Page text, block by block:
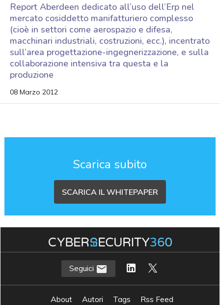
Report Aberdeen dedicato all’uso dell’Erp nel
mercato cosiddetto manifatturiero complesso
(cioè in settori come aerospazio e difesa,
macchinari industriali, costruzioni, ecc.), incentrato
sull’area progettazione-ingegnerizzazione, e sulla
collaborazione intensiva tra questa e la
produzione
08 Marzo 2012
Scarica subito
SCARICA IL WHITEPAPER
Seguici
About Autori Tags
Rss Feed